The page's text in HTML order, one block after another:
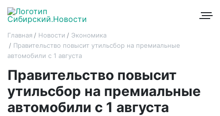
Главная Новости
Экономика
Правительство повысит утильсбор на премиальные
автомобили с 1 августа
Правительство повысит
утильсбор на премиальные
автомобили с 1 августа